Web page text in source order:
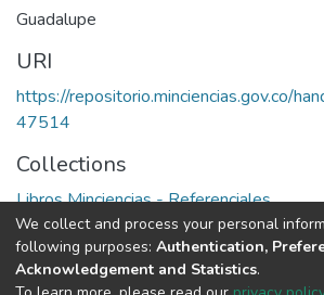
Guadalupe
URI
https://repositorio.minciencias.gov.co/
47514
Collections
Libros Minciencias - Referenciales
Full item page
We collect and process your personal
following purposes: Authentication,
Acknowledgement and Statistics.